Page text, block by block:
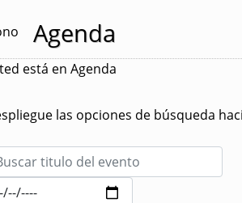
Agenda
está en Agenda
las opciones de búsqueda